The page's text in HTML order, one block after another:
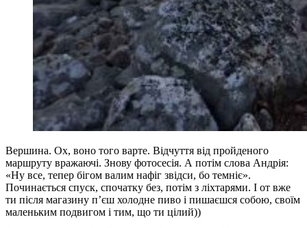
Вершина. Ох, воно того варте. Відчуття від пройденого
маршруту вражаючі. Знову фотосесія. А потім слова Андрія:
«Ну все, тепер бігом валим нафіг звідси, бо темніє».
Починається спуск, спочатку без, потім з ліхтарями. І от вже
ти після магазину п’єш холодне пиво і пишаєшся собою, своїм
маленьким подвигом і тим, що ти цілий))